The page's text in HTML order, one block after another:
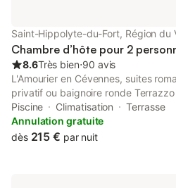
Saint-Hippolyte-du-Fort, Région du
Chambre d’hôte pour 2
8.6Très bien⋅90 avis
L'Amourier en Cévennes, suites
privatif ou baignoire ronde
provides adults-only
swimming pool, a garden and a bar.
Piscine Climatisation
Terrasse
Annulation gratuite
dès 215 € par nuit